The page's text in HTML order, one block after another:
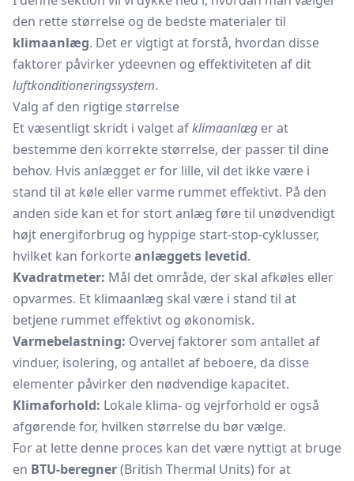
den rette størrelse og de bedste materialer til
klimaanlæg. Det er vigtigt at forstå, hvordan disse
faktorer påvirker ydeevnen og effektiviteten af dit
luftkonditioneringssystem.
Valg af den rigtige størrelse
Et væsentligt skridt i valget afklimaanlæg er at
bestemme den korrekte størrelse, der passer til dine
behov. Hvis anlægget er for lille, vil det ikke være i
stand til at køle eller varme rummet effektivt. På den
anden side kan et for stort anlæg føre til unødvendigt
højt energiforbrug og hyppige start-stop-cyklusser,
hvilket kan forkorteanlæggets levetid.
Kvadratmeter: Mål det område, der skal afkøles eller
opvarmes. Et klimaanlæg skal være i stand til at
betjene rummet effektivt og økonomisk.
Varmebelastning: Overvej faktorer som antallet af
vinduer, isolering, og antallet af beboere, da disse
elementer påvirker den nødvendige kapacitet.
Klimaforhold: Lokale klima- og vejrforhold er også
afgørende for, hvilken størrelse du bør vælge.
For at lette denne proces kan det være nyttigt at bruge
en BTU-beregner(British Thermal Units) for at